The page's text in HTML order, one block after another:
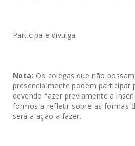
Participa e divulga
Nota: Os colegas que não
presencialmente podem participar
devendo fazer previamente a
formos a refletir sobre as formas
será a ação a fazer.